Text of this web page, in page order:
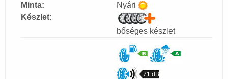
Minta:
Készlet:
Nyári
bőséges készlet
71 dB